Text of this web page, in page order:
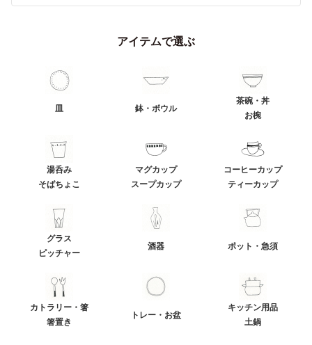
アイテムで選ぶ
皿 鉢・ボウル
茶碗・丼
お椀
湯呑み
そばちょこ
マグカップ
スープカップ
コーヒーカップ
ティーカップ
グラス
ピッチャー
酒器 ポット・急須
カトラリー・箸
箸置き
トレー・お盆
キッチン用品
土鍋